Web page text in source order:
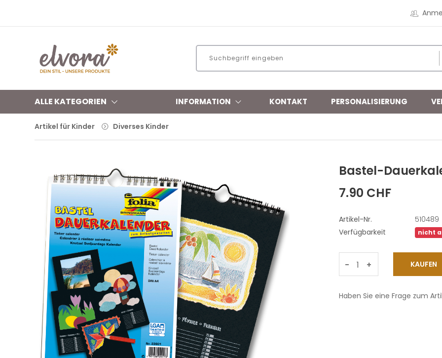
ALLE KATEGORIEN INFORMATION KONTAKT PERSONALISIERUNG
Artikel für Kinder Diverses Kinder
Bastel-
7.90 CHF
Artikel-Nr.
510489
Verfügbarkeit
nicht
- +
Haben Sie eine Frage zum